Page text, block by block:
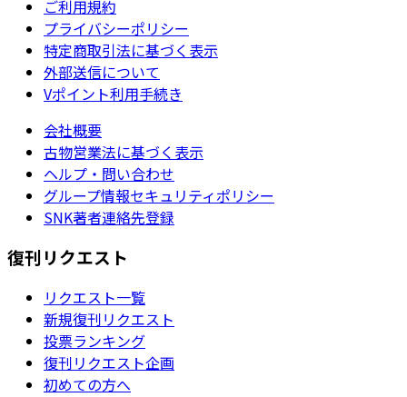
ご利用規約
プライバシーポリシー
特定商取引法に基づく表示
外部送信について
Vポイント利用手続き
会社概要
古物営業法に基づく表示
ヘルプ・問い合わせ
グループ情報セキュリティポリシー
SNK著者連絡先登録
復刊リクエスト
リクエスト一覧
新規復刊リクエスト
投票ランキング
復刊リクエスト企画
初めての方へ